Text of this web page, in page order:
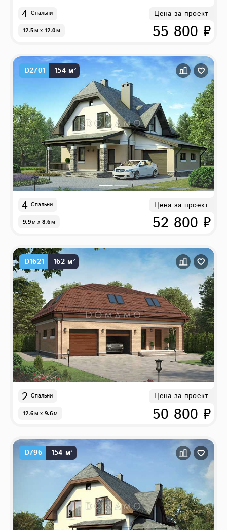
4 Спальни
12.5м x 12.0м
Цена за проект
55 800 ₽
D2701 154 м²
4 Спальни
9.9м x 8.6м
Цена за проект
52 800 ₽
D1621 162 м²
2 Спальни
12.6м x 9.6м
Цена за проект
50 800 ₽
D796 154 м²